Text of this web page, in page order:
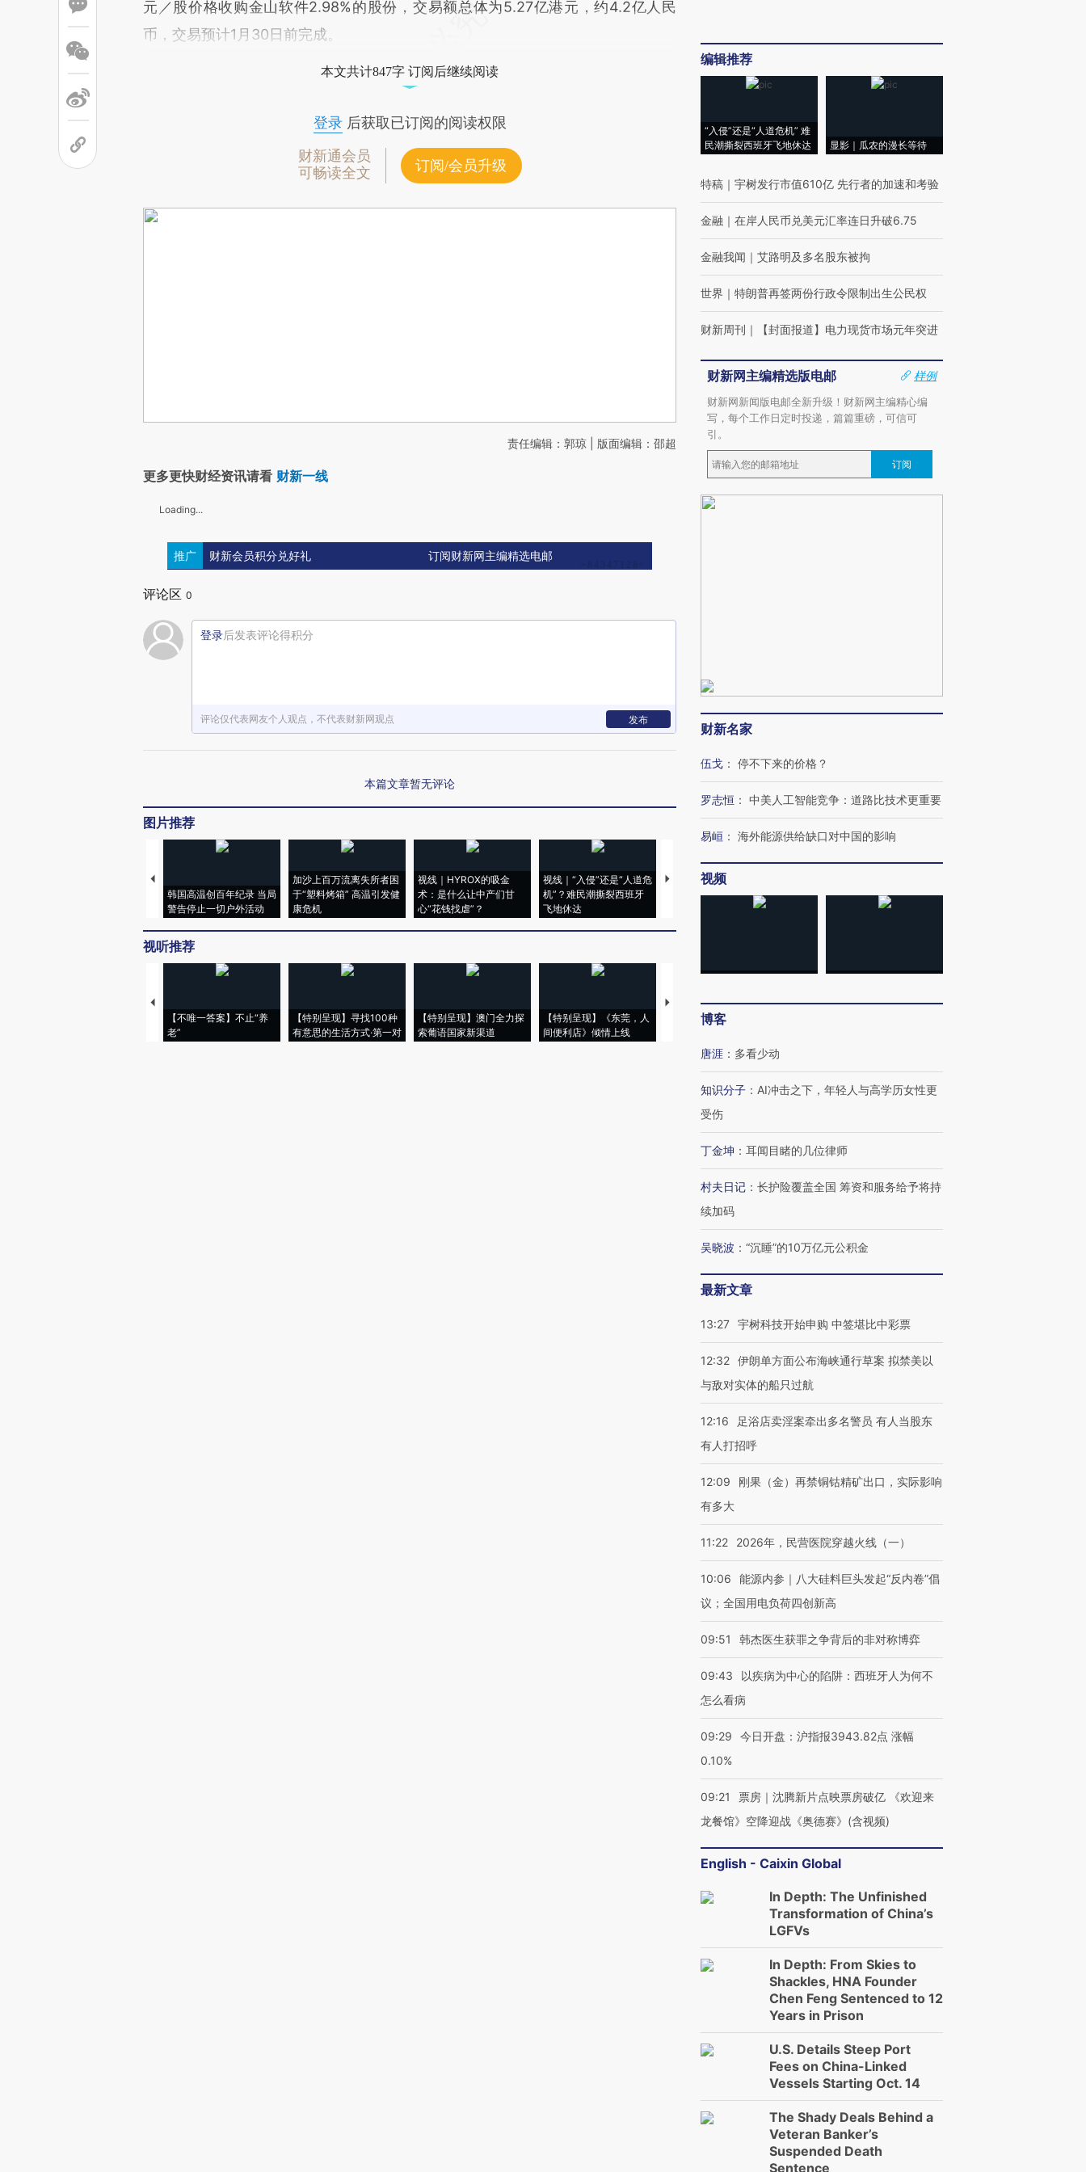
元／股价格收购金山软件2.98%的股份，交易额总体为5.27亿港元，约4.2亿人民
币，交易预计1月30日前完成。
本文共计847字 订阅后继续阅读
登录后获取已订阅的阅读权限
财新通会员
可畅读全文
订阅/会员升级
责任编辑：郭琼 | 版面编辑：邵超
更多更快财经资讯请看 财新一线
Loading...
推广 财新会员积分兑好礼 订阅财新网主编精选电邮
评论区 0
登录后发表评论得积分
评论仅代表网友个人观点，不代表财新网观点 发布
本篇文章暂无评论
图片推荐
韩国高温创百年纪录 当局
警告停止一切户外活动
加沙上百万流离失所者困
于“塑料烤箱” 高温引发健
康危机
视线｜HYROX的吸金
术：是什么让中产们甘
心“花钱找虐”？
视线｜“入侵”还是“人道危
机”？难民潮撕裂西班牙
飞地休达
视线｜被称为“蟑螂”的印
度Z世代 用街头抗争将教
128毫米 紧急转移近
背后：太空垃圾与
视听推荐
【不唯一答案】不止“养
老”
【特别呈现】寻找100种
有意思的生活方式·第一对
【特别呈现】澳门全力探
索葡语国家新渠道
【特别呈现】《东莞，人
间便利店》倾情上线
【推广】走进第四届链博
会，让数智科技“链”接产
【商旅对话】华住集团
编辑推荐
“入侵”还是“人道危机” 难
民潮撕裂西班牙飞地休达
显影｜瓜农的漫长等待
特稿 ｜ 宇树发行市值610亿 先行者的加速和考验
金融 ｜ 在岸人民币兑美元汇率连日升破6.75
金融我闻 ｜ 艾路明及多名股东被拘
世界 ｜ 特朗普再签两份行政令限制出生公民权
财新周刊 ｜ 【封面报道】电力现货市场元年突进
财新网主编精选版电邮
样例
财新网新闻版电邮全新升级！财新网主编精心编
写，每个工作日定时投递，篇篇重磅，可信可
引。
订阅
财新名家
伍戈 ： 停不下来的价格？
罗志恒 ： 中美人工智能竞争：道路比技术更重要
易峘 ： 海外能源供给缺口对中国的影响
视频
博客
唐涯 ： 多看少动
知识分子 ： AI冲击之下，年轻人与高学历女性更
受伤
丁金坤 ： 耳闻目睹的几位律师
村夫日记 ： 长护险覆盖全国 筹资和服务给予将持
续加码
吴晓波 ： “沉睡”的10万亿元公积金
最新文章
13:27 宇树科技开始申购 中签堪比中彩票
12:32 伊朗单方面公布海峡通行草案 拟禁美以
与敌对实体的船只过航
12:16
足浴店卖淫案牵出多名警员 有人当股东
有人打招呼
12:09
刚果（金）再禁铜钴精矿出口，实际影响
有多大
11:22 2026年，民营医院穿越火线（一）
10:06
能源内参｜八大硅料巨头发起“反内卷”倡
议；全国用电负荷四创新高
09:51 韩杰医生获罪之争背后的非对称博弈
09:43
以疾病为中心的陷阱：西班牙人为何不
怎么看病
09:29
今日开盘：沪指报3943.82点 涨幅
0.10%
09:21
票房｜沈腾新片点映票房破亿 《欢迎来
龙餐馆》空降迎战《奥德赛》(含视频)
English - Caixin Global
In Depth: The Unfinished
Transformation of China’s
LGFVs
In Depth: From Skies to
Shackles, HNA Founder
Chen Feng Sentenced to 12
Years in Prison
U.S. Details Steep Port
Fees on China-Linked
Vessels Starting Oct. 14
The Shady Deals Behind a
Veteran Banker’s
Suspended Death
Sentence